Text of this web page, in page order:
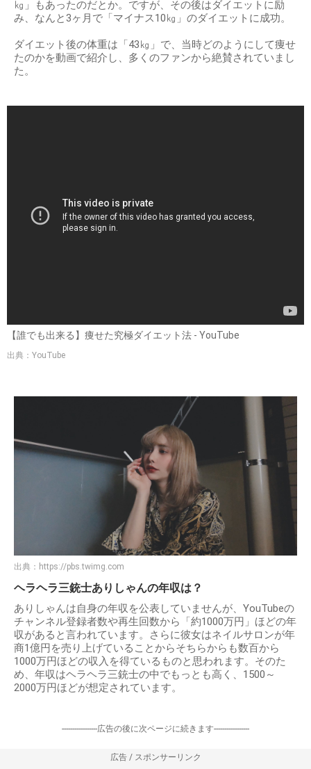
㎏」もあったのだとか。ですが、その後はダイエットに励
み、なんと3ヶ月で「マイナス10㎏」のダイエットに成功。
ダイエット後の体重は「43㎏」で、当時どのようにして痩せ
たのかを動画で紹介し、多くのファンから絶賛されていまし
た。
【誰でも出来る】痩せた究極ダイエット法 - YouTube
出典：YouTube
出典： https://pbs.twimg.com
ヘラヘラ三銃士ありしゃんの年収は？
ありしゃんは自身の年収を公表していませんが、YouTubeの
チャンネル登録者数や再生回数から「約1000万円」ほどの年
収があると言われています。さらに彼女はネイルサロンが年
商1億円を売り上げていることからそちらからも数百から
1000万円ほどの収入を得ているものと思われます。そのた
め、年収はヘラヘラ三銃士の中でもっとも高く、1500～
2000万円ほどが想定されています。
-----------------広告の後に次ページに続きます-----------------
広告 / スポンサーリンク